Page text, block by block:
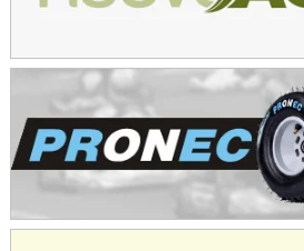
Ciudad de Trenque Lauquen (Asfalto)
Trenque Lauquen (Buenos Aires)
ENTRERRIANO - F6 (POSTERGADA)
Parque de la Velocidad (Asfalto)
Villaguay (Entre Ríos)